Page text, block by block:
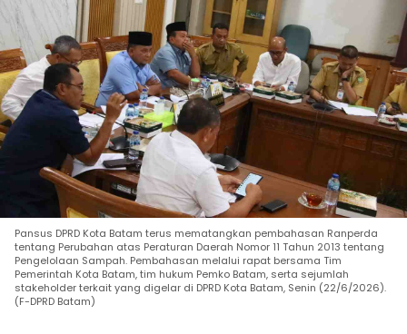
Pansus DPRD Kota Batam terus mematangkan pembahasan Ranperda
tentang Perubahan atas Peraturan Daerah Nomor 11 Tahun 2013 tentang
Pengelolaan Sampah. Pembahasan melalui rapat bersama Tim
Pemerintah Kota Batam, tim hukum Pemko Batam, serta sejumlah
stakeholder terkait yang digelar di DPRD Kota Batam, Senin (22/6/2026).
(F-DPRD Batam)